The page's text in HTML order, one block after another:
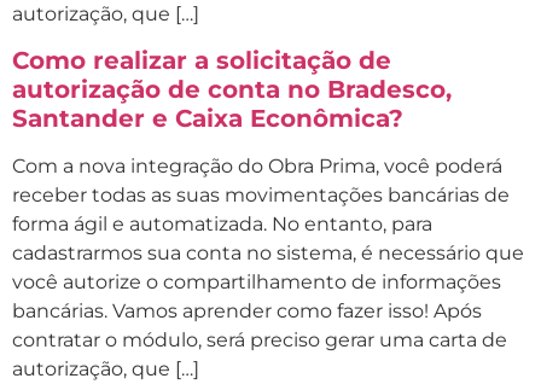
autorização, que […]
Como realizar a solicitação de
autorização de conta no Bradesco,
Santander e Caixa Econômica?
Com a nova integração do Obra Prima, você poderá
receber todas as suas movimentações bancárias de
forma ágil e automatizada. No entanto, para
cadastrarmos sua conta no sistema, é necessário que
você autorize o compartilhamento de informações
bancárias. Vamos aprender como fazer isso! Após
contratar o módulo, será preciso gerar uma carta de
autorização, que […]